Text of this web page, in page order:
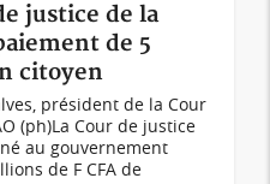
justice de la
de 5
citoyen
président de la Cour
(ph)La Cour de justice
au gouvernement
de F CFA de